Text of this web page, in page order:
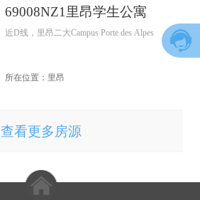
69008NZ1里昂学生公寓
近D线，里昂二大Campus Porte des Alpes
所在位置：里昂
查看更多房源